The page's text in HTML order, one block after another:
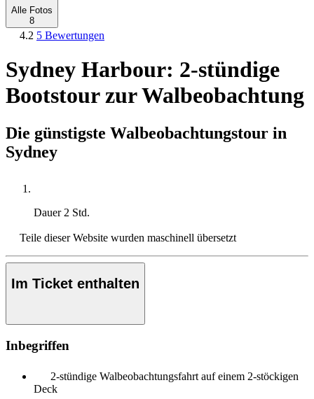
Alle Fotos
8
4.2 5 Bewertungen
Sydney Harbour: 2-stündige
Bootstour zur Walbeobachtung
Die günstigste Walbeobachtungstour in
Sydney
Dauer 2 Std.
Teile dieser Website wurden maschinell übersetzt
Im Ticket enthalten
Inbegriffen
2-stündige Walbeobachtungsfahrt auf einem 2-stöckigen
Deck